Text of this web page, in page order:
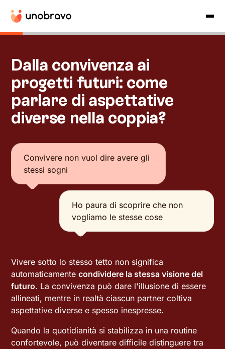
Dalla convivenza ai
progetti futuri: come
parlare di aspettative
diverse nella coppia?
Convivere non vuol dire avere gli
stessi sogni
Ho paura di scoprire che non
vogliamo le stesse cose
Vivere sotto lo stesso tetto non significa
automaticamentecondividere la stessa visione del
futuro. La convivenza può dare l'illusione di essere
allineati, mentre in realtà ciascun partner coltiva
aspettative diverse e spesso inespresse.
Quando la quotidianità si stabilizza in una routine
confortevole, può diventare difficile distinguere tra